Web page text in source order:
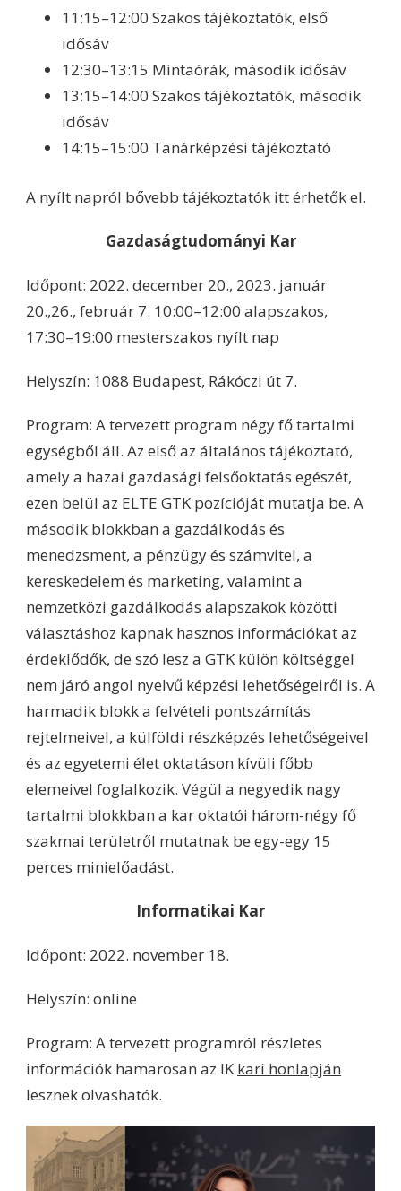
11:15–12:00 Szakos tájékoztatók, első
idősáv
12:30–13:15 Mintaórák, második idősáv
13:15–14:00 Szakos tájékoztatók, második
idősáv
14:15–15:00 Tanárképzési tájékoztató
A nyílt napról bővebb tájékoztatók ittérhetők el.
Gazdaságtudományi Kar
Időpont: 2022. december 20., 2023. január
20.,26., február 7. 10:00–12:00 alapszakos,
17:30–19:00 mesterszakos nyílt nap
Helyszín: 1088 Budapest, Rákóczi út 7.
Program: A tervezett program négy fő tartalmi
egységből áll. Az első az általános tájékoztató,
amely a hazai gazdasági felsőoktatás egészét,
ezen belül az ELTE GTK pozícióját mutatja be. A
második blokkban a gazdálkodás és
menedzsment, a pénzügy és számvitel, a
kereskedelem és marketing, valamint a
nemzetközi gazdálkodás alapszakok közötti
választáshoz kapnak hasznos információkat az
érdeklődők, de szó lesz a GTK külön költséggel
nem járó angol nyelvű képzési lehetőségeiről is. A
harmadik blokk a felvételi pontszámítás
rejtelmeivel, a külföldi részképzés lehetőségeivel
és az egyetemi élet oktatáson kívüli főbb
elemeivel foglalkozik. Végül a negyedik nagy
tartalmi blokkban a kar oktatói három-négy fő
szakmai területről mutatnak be egy-egy 15
perces minielőadást.
Informatikai Kar
Időpont: 2022. november 18.
Helyszín: online
Program: A tervezett programról részletes
információk hamarosan az IKkari honlapján
lesznek olvashatók.